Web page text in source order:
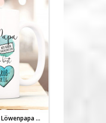
Tasse Becher Löwe Löwenpapa Papa mit 3 Jungs Kindern & Spruch Papa du bist großartig Kaffeebecher Geschenk Vatertag ts1139